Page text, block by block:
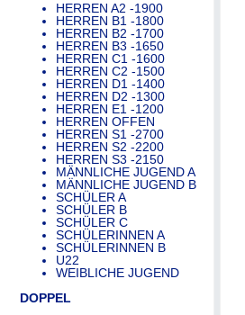
HERREN A2 -1900
HERREN B1 -1800
HERREN B2 -1700
HERREN B3 -1650
HERREN C1 -1600
HERREN C2 -1500
HERREN D1 -1400
HERREN D2 -1300
HERREN E1 -1200
HERREN OFFEN
HERREN S1 -2700
HERREN S2 -2200
HERREN S3 -2150
MÄNNLICHE JUGEND A
MÄNNLICHE JUGEND B
SCHÜLER A
SCHÜLER B
SCHÜLER C
SCHÜLERINNEN A
SCHÜLERINNEN B
U22
WEIBLICHE JUGEND
DOPPEL